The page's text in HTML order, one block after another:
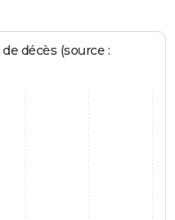
décès (source :